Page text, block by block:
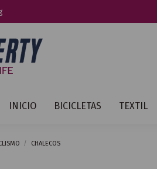
INICIO BICICLETAS TEXTIL
CHALECOS